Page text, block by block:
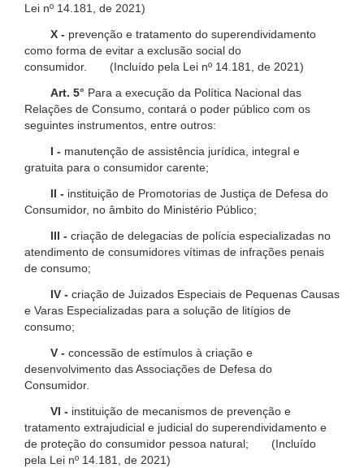
Lei nº 14.181, de 2021)
X - prevenção e tratamento do superendividamento
como forma de evitar a exclusão social do
consumidor. (Incluído pela Lei nº 14.181, de 2021)
Art. 5° Para a execução da Política Nacional das
Relações de Consumo, contará o poder público com os
seguintes instrumentos, entre outros:
I - manutenção de assistência jurídica, integral e
gratuita para o consumidor carente;
II - instituição de Promotorias de Justiça de Defesa do
Consumidor, no âmbito do Ministério Público;
III - criação de delegacias de polícia especializadas no
atendimento de consumidores vítimas de infrações penais
de consumo;
IV - criação de Juizados Especiais de Pequenas Causas
e Varas Especializadas para a solução de litígios de
consumo;
V - concessão de estímulos à criação e
desenvolvimento das Associações de Defesa do
Consumidor.
VI - instituição de mecanismos de prevenção e
tratamento extrajudicial e judicial do superendividamento e
de proteção do consumidor pessoa natural; (Incluído
pela Lei nº 14.181, de 2021)